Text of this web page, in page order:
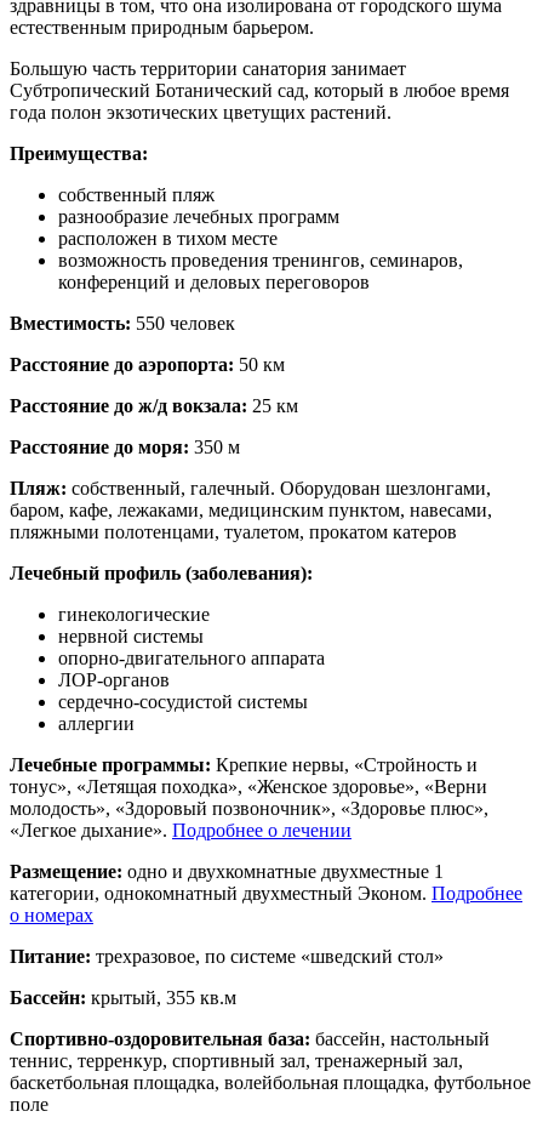
здравницы в том, что она изолирована от городского шума
естественным природным барьером.
Большую часть территории санатория занимает
Субтропический Ботанический сад, который в любое время
года полон экзотических цветущих растений.
Преимущества:
собственный пляж
разнообразие лечебных программ
расположен в тихом месте
возможность проведения тренингов, семинаров,
конференций и деловых переговоров
Вместимость: 550 человек
Расстояние до аэропорта: 50 км
Расстояние до ж/д вокзала: 25 км
Расстояние до моря: 350 м
Пляж: собственный, галечный. Оборудован шезлонгами,
баром, кафе, лежаками, медицинским пунктом, навесами,
пляжными полотенцами, туалетом, прокатом катеров
Лечебный профиль (заболевания):
гинекологические
нервной системы
опорно-двигательного аппарата
ЛОР-органов
сердечно-сосудистой системы
аллергии
Лечебные программы: Крепкие нервы, «Стройность и
тонус», «Летящая походка», «Женское здоровье», «Верни
молодость», «Здоровый позвоночник», «Здоровье плюс»,
«Легкое дыхание». Подробнее о лечении
Размещение: одно и двухкомнатные двухместные 1
категории, однокомнатный двухместный Эконом. Подробнее
о номерах
Питание: трехразовое, по системе «шведский стол»
Бассейн: крытый, 355 кв.м
Спортивно-оздоровительная база: бассейн, настольный
теннис, терренкур, спортивный зал, тренажерный зал,
баскетбольная площадка, волейбольная площадка, футбольное
поле